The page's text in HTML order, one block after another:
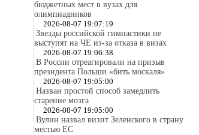
бюджетных мест в вузах для
олимпиадников
2026-08-07 19:07:19
Звезды российской гимнастики не
выступят на ЧЕ из-за отказа в визах
2026-08-07 19:06:38
В России отреагировали на призыв
президента Польши «бить москаля»
2026-08-07 19:05:00
Назван простой способ замедлить
старение мозга
2026-08-07 19:05:00
Вулин назвал визит Зеленского в страну
местью ЕС